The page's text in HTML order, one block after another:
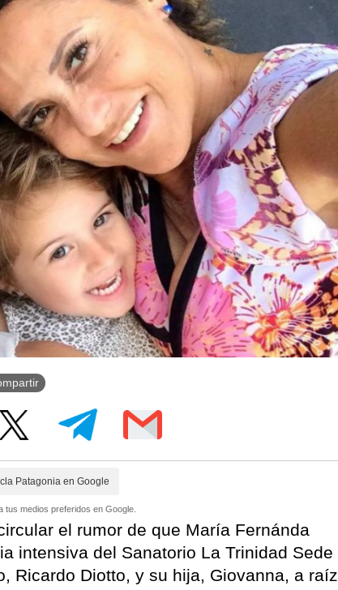
Patagonia en Google
tus medios preferidos en Google.
el rumor de que María Fernánda
intensiva del Sanatorio La Trinidad Sede
Ricardo Diotto, y su hija, Giovanna, a raíz